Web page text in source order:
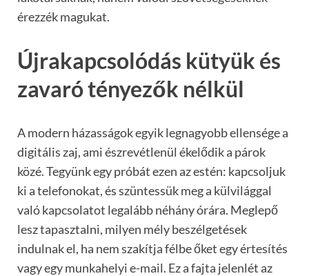
érezzék magukat.
Újrakapcsolódás kütyük és
zavaró tényezők nélkül
A modern házasságok egyik legnagyobb ellensége a
digitális zaj, ami észrevétlenül ékelődik a párok
közé. Tegyünk egy próbát ezen az estén: kapcsoljuk
ki a telefonokat, és szüntessük meg a külvilággal
való kapcsolatot legalább néhány órára. Meglepő
lesz tapasztalni, milyen mély beszélgetések
indulnak el, ha nem szakítja félbe őket egy értesítés
vagy egy munkahelyi e-mail. Ez a fajta jelenlét az